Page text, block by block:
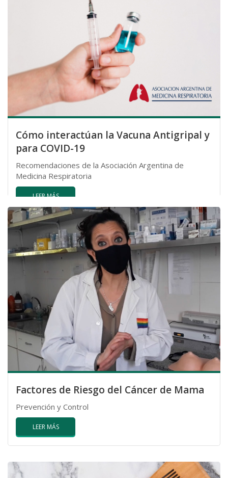
Cómo interactúan la Vacuna Antigripal y
para COVID-19
Recomendaciones de la Asociación Argentina de
Medicina Respiratoria
LEER MÁS
Factores de Riesgo del Cáncer de Mama
Prevención y Control
LEER MÁS